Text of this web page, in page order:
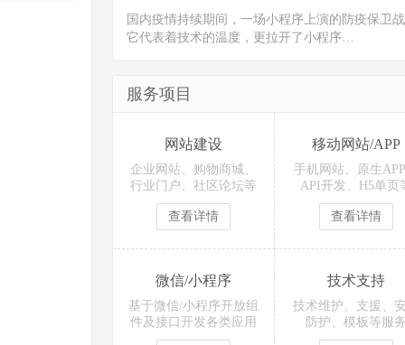
国内疫情持续期间，一场小程序上演的防疫保卫
它代表着技术的温度，更拉开了小程序…
服务项目
网站建设
企业网站、购物商城、
行业门户、社区论坛等
查看详情
移动网站/APP
手机网站、原生
API开发、H5单页
查看详情
微信/小程序
基于微信/小程序开放组
件及接口开发各类应用
技术支持
技术维护、支援、
防护、模板等服